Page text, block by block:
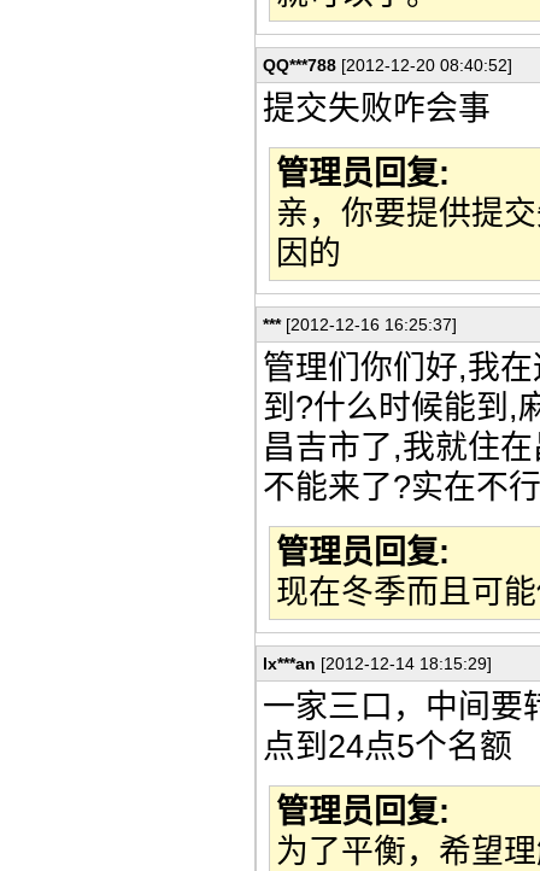
QQ***788 [2012-12-20 08:40:52]
提交失败咋会事
管理员回复:
亲，你要提供提
因的
***[2012-12-16 16:25:37]
管理们你们好,我
到?什么时候能到,
昌吉市了,我就住
不能来了?实在不
管理员回复:
现在冬季而且可
lx***an [2012-12-14 18:15:29]
一家三口，中间要
点到24点5个名额
管理员回复:
为了平衡，希望